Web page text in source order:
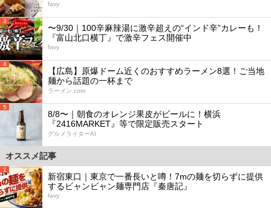
favy
3
〜9/30｜100辛麻辣湯に激辛超えの“インド辛”カレーも！
『富山北口横丁』で激辛フェス開催中
favy
4
【広島】原爆ドーム近くのおすすめラーメン8選！ご当地
麺から話題の一杯まで
ラーメン.com
5
8/8〜｜朝食のオレンジ果皮がビールに！横浜
『2416MARKET』等で限定販売スタート
グルメライターAI
オススメ記事
1
新宿東口｜東京で一番長いと噂！7mの麺を切らずに提供
するビャンビャン麺専門店『秦唐記』
favy